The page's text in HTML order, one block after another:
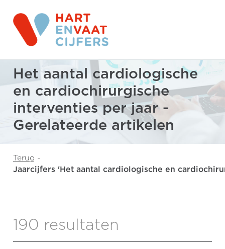
Het aantal cardiologische
en cardiochirurgische
interventies per jaar -
Gerelateerde artikelen
Terug -
Jaarcijfers 'Het aantal cardiologische en
190 resultaten